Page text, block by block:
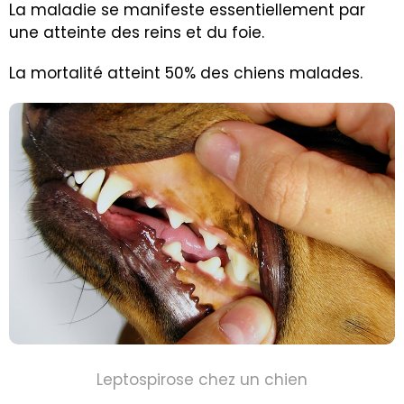
La maladie se manifeste essentiellement par
une atteinte des reins et du foie.
La mortalité atteint 50% des chiens malades.
Leptospirose chez un chien